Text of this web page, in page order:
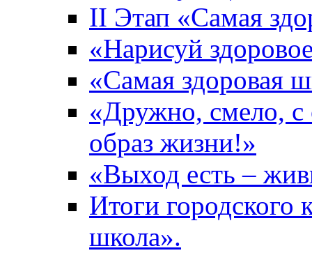
II Этап «Самая
«Нарисуй
«Самая здоровая
«Дружно, смело, с
образ жизни!»
«Выход есть –
Итоги городского
школа».